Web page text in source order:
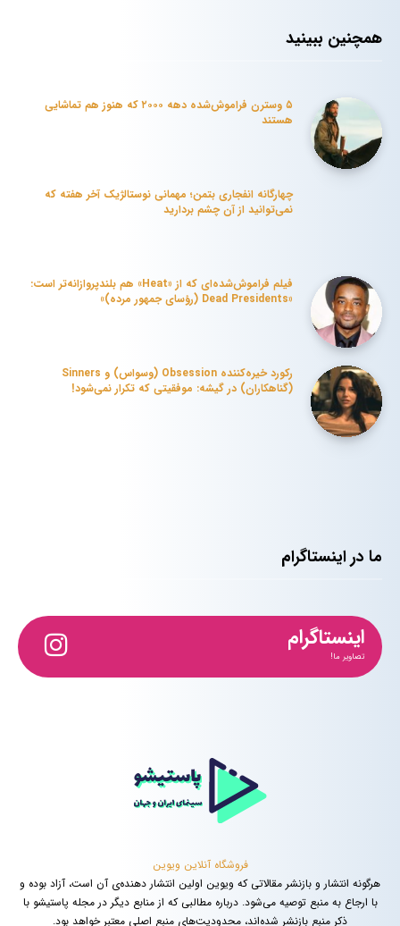
همچنین ببینید
۵ وسترن فراموش‌شده دهه ۲۰۰۰ که هنوز هم تماشایی
هستند
چهارگانه انفجاری بتمن؛ مهمانی نوستالژیک آخر هفته که
نمی‌توانید از آن چشم بردارید
فیلم فراموش‌شده‌ای که از «Heat» هم بلندپروازانه‌تر است:
«Dead Presidents (رؤسای جمهور مرده)»
رکورد خیره‌کننده Obsession (وسواس) و Sinners
(گناهکاران) در گیشه: موفقیتی که تکرار نمی‌شود!
ما در اینستاگرام
اینستاگرام
تصاویر ما!
فروشگاه آنلاین ویوین
هرگونه انتشار و بازنشر مقالاتی که ویوین اولین انتشار دهنده‌ی آن است، آزاد بوده و
با ارجاع به منبع توصیه می‌شود. درباره مطالبی که از منابع دیگر در مجله پاستیشو با
ذکر منبع بازنشر شده‌اند، محدودیت‌های منبع اصلی معتبر خواهد بود.